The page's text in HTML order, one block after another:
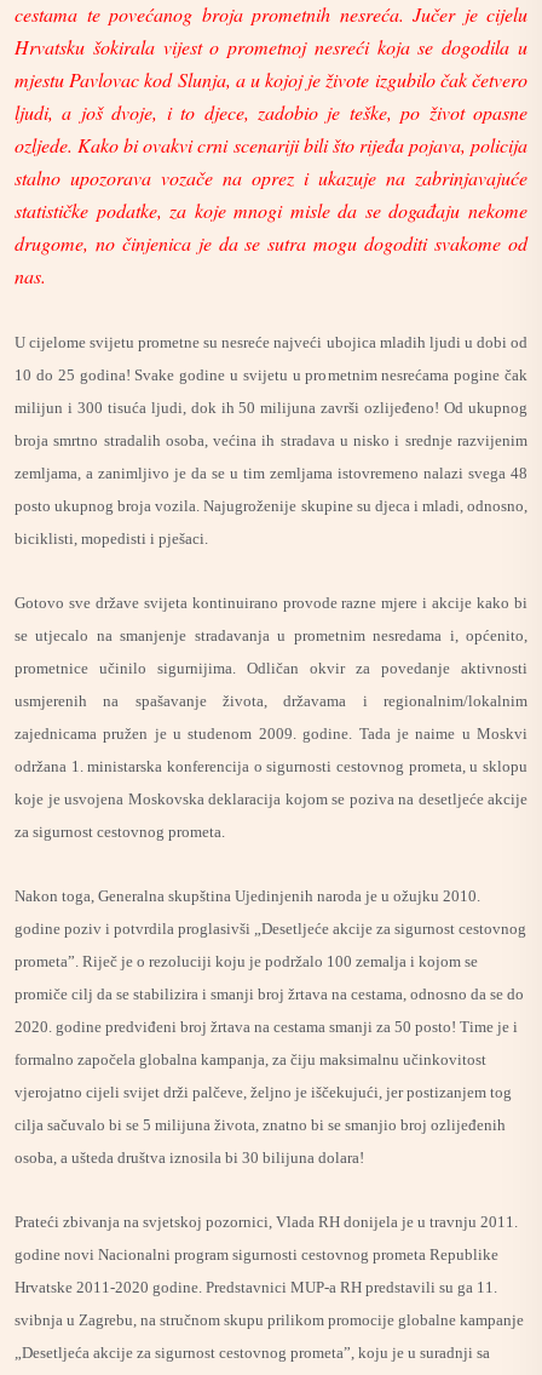
cestama te povećanog broja prometnih nesreća. Jučer je cijelu
Hrvatsku šokirala vijest o prometnoj nesreći koja se dogodila u
mjestu Pavlovac kod Slunja, a u kojoj je živote izgubilo čak četvero
ljudi, a još dvoje, i to djece, zadobio je teške, po život opasne
ozljede. Kako bi ovakvi crni scenariji bili što rijeđa pojava, policija
stalno upozorava vozače na oprez i ukazuje na zabrinjavajuće
statističke podatke, za koje mnogi misle da se događaju nekome
drugome, no činjenica je da se sutra mogu dogoditi svakome od
nas.
U cijelome svijetu prometne su nesreće najveći ubojica mladih ljudi u dobi od
10 do 25 godina! Svake godine u svijetu u prometnim nesrećama pogine čak
milijun i 300 tisuća ljudi, dok ih 50 milijuna završi ozlijeđeno! Od ukupnog
broja smrtno stradalih osoba, većina ih stradava u nisko i srednje razvijenim
zemljama, a zanimljivo je da se u tim zemljama istovremeno nalazi svega 48
posto ukupnog broja vozila. Najugroženije skupine su djeca i mladi, odnosno,
biciklisti, mopedisti i pješaci.
Gotovo sve države svijeta kontinuirano provode razne mjere i akcije kako bi
se utjecalo na smanjenje stradavanja u prometnim nesredama i, općenito,
prometnice učinilo sigurnijima. Odličan okvir za povedanje aktivnosti
usmjerenih na spašavanje života, državama i regionalnim/lokalnim
zajednicama pružen je u studenom 2009. godine. Tada je naime u Moskvi
održana 1. ministarska konferencija o sigurnosti cestovnog prometa, u sklopu
koje je usvojena Moskovska deklaracija kojom se poziva na desetljeće akcije
za sigurnost cestovnog prometa.
Nakon toga, Generalna skupština Ujedinjenih naroda je u ožujku 2010.
godine poziv i potvrdila proglasivši „Desetljeće akcije za sigurnost cestovnog
prometa”. Riječ je o rezoluciji koju je podržalo 100 zemalja i kojom se
promiče cilj da se stabilizira i smanji broj žrtava na cestama, odnosno da se do
2020. godine predviđeni broj žrtava na cestama smanji za 50 posto! Time je i
formalno započela globalna kampanja, za čiju maksimalnu učinkovitost
vjerojatno cijeli svijet drži palčeve, željno je iščekujući, jer postizanjem tog
cilja sačuvalo bi se 5 milijuna života, znatno bi se smanjio broj ozlijeđenih
osoba, a ušteda društva iznosila bi 30 bilijuna dolara!
Prateći zbivanja na svjetskoj pozornici, Vlada RH donijela je u travnju 2011.
godine novi Nacionalni program sigurnosti cestovnog prometa Republike
Hrvatske 2011-2020 godine. Predstavnici MUP-a RH predstavili su ga 11.
svibnja u Zagrebu, na stručnom skupu prilikom promocije globalne kampanje
„Desetljeća akcije za sigurnost cestovnog prometa”, koju je u suradnji sa